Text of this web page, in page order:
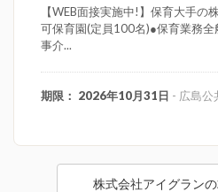
【WEB面接実施中!】保育大手の
可保育園(定員100名)●保育業務
事介...
期限： 2026年10月31日 - 広島公
株式会社アイグラン